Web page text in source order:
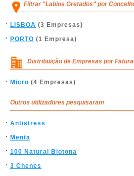
Filtrar "Labios Gretados" por
LISBOA (3 Empresas)
PORTO (1 Empresa)
Distribuição de Empresas por
Micro (4 Empresas)
Outros utilizadores pesquisaram
Antistress
Menta
100 Natural Biotona
3 Chenes